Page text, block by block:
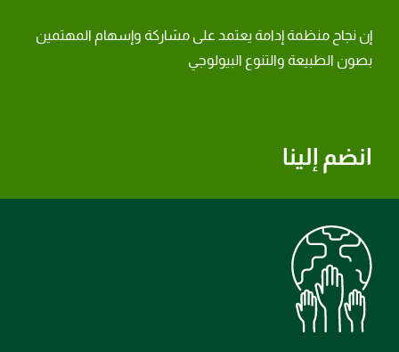
انضم إلينا
إن نجاح منظمة إدامة يعتمد على مشاركة وإسهام المهتمين
بصون الطبيعة والتنوع البيولوجي